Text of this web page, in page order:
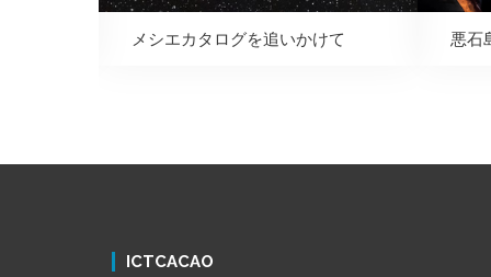
メシエカタログを追いかけて 悪石
ICTCACAO